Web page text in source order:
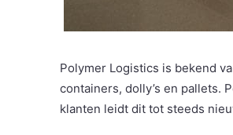
Polymer Logistics is bekend
containers, dolly’s en pallets.
klanten leidt dit tot steeds